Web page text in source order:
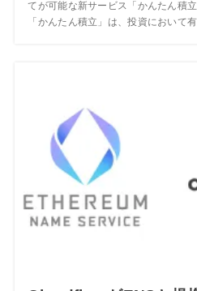
てが可能な新サービス「かんたん積
「かんたん積立」は、投資において有